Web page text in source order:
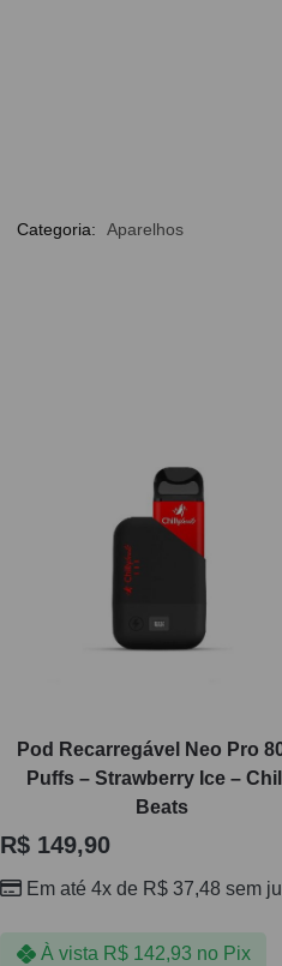
Categoria: Aparelhos
Pod Recarregável Neo Pro
Puffs – Strawberry Ice –
Beats
R$149,90
Em até 4x de R$37,48 sem
À vista R$142,93 no Pix